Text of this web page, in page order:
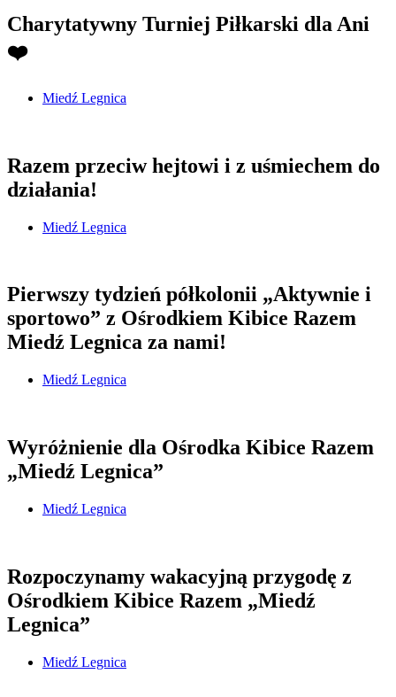
Charytatywny Turniej Piłkarski dla Ani
❤️
Miedź Legnica
Razem przeciw hejtowi i z uśmiechem do
działania!
Miedź Legnica
Pierwszy tydzień półkolonii „Aktywnie i
sportowo” z Ośrodkiem Kibice Razem
Miedź Legnica za nami!
Miedź Legnica
Wyróżnienie dla Ośrodka Kibice Razem
„Miedź Legnica”
Miedź Legnica
Rozpoczynamy wakacyjną przygodę z
Ośrodkiem Kibice Razem „Miedź
Legnica”
Miedź Legnica